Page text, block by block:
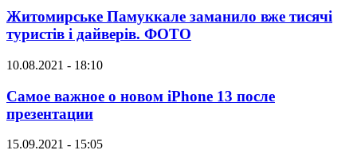
Житомирське Памуккале заманило вже тисячі
туристів і дайверів. ФОТО
10.08.2021 - 18:10
Самое важное о новом iPhone 13 после
презентации
15.09.2021 - 15:05